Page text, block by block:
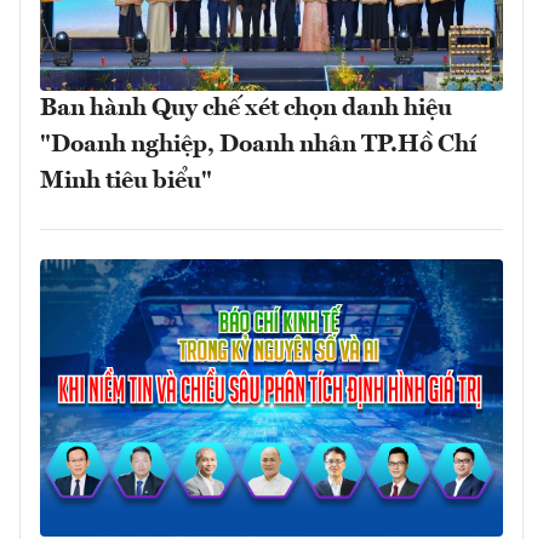
Ban hành Quy chế xét chọn danh hiệu
"Doanh nghiệp, Doanh nhân TP.Hồ Chí
Minh tiêu biểu"